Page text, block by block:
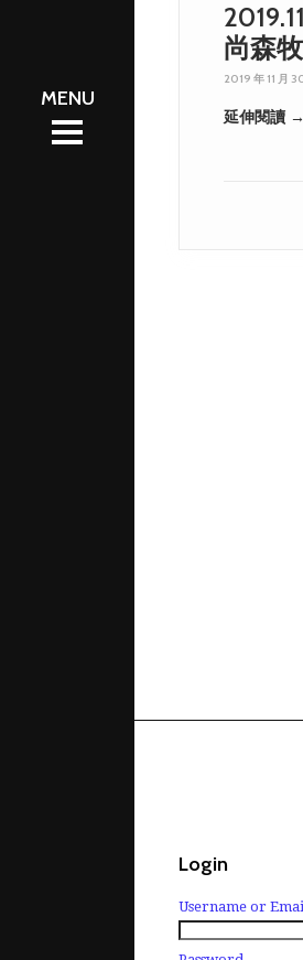
資訊
尚森
2019 年 11 月
延伸閱讀 →
Login
Username or